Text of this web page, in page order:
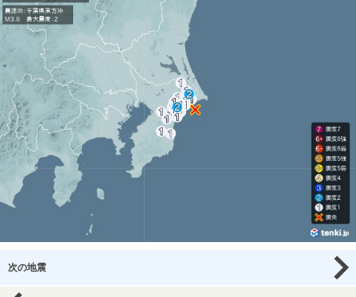
次の地震